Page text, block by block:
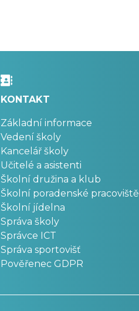
KONTAKT
Základní informace
Vedení školy
Kancelář školy
Učitelé a asistenti
Školní družina a klub
Školní poradenské pracoviště
Školní jídelna
Správa školy
Správce ICT
Správa sportovišť
Pověřenec GDPR